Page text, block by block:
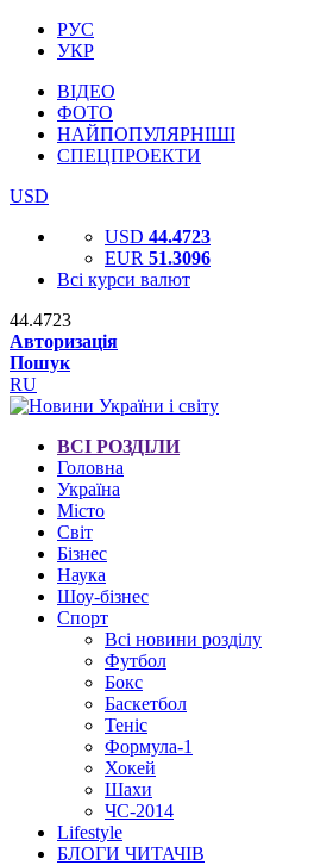
РУС
УКР
ВІДЕО
ФОТО
НАЙПОПУЛЯРНІШІ
СПЕЦПРОЕКТИ
USD
USD 44.4723
EUR 51.3096
Всі курси валют
44.4723
Авторизація
Пошук
RU
ВСІ РОЗДІЛИ
Головна
Україна
Місто
Світ
Бізнес
Наука
Шоу-бізнес
Спорт
Всі новини розділу
Футбол
Бокс
Баскетбол
Теніс
Формула-1
Хокей
Шахи
ЧС-2014
Lifestyle
БЛОГИ ЧИТАЧІВ